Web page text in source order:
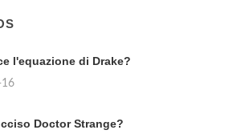
l'equazione di Drake?
Doctor Strange?